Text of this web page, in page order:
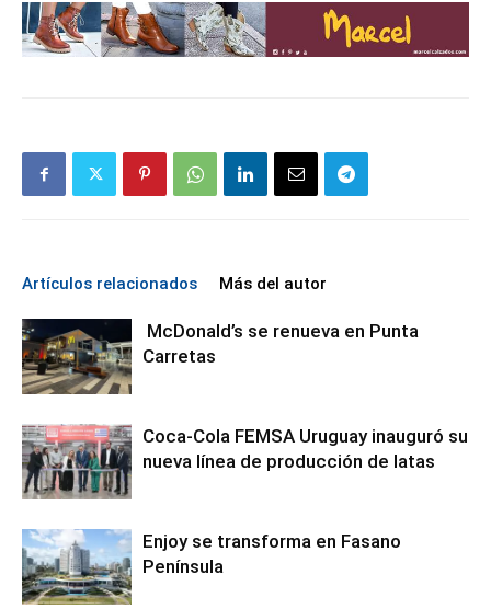
Artículos relacionados Más del autor
McDonald’s se renueva en Punta
Carretas
Coca-Cola FEMSA Uruguay inauguró su
nueva línea de producción de latas
Enjoy se transforma en Fasano
Península